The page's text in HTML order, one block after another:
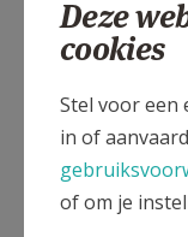
Kerkplein 1, 3720
Deze
cookies
Stel voor een
in of
of om je